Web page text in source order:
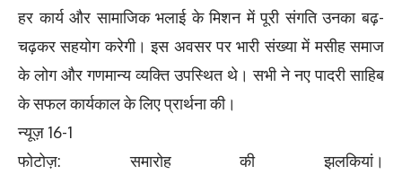
हर कार्य और सामाजिक भलाई के मिशन में पूरी संगति उनका बढ़-
चढ़कर सहयोग करेगी। इस अवसर पर भारी संख्या में मसीह समाज
के लोग और गणमान्य व्यक्ति उपस्थित थे। सभी ने नए पादरी साहिब
के सफल कार्यकाल के लिए प्रार्थना की।
न्यूज़ 16-1
फोटोज़: समारोह की झलकियां।